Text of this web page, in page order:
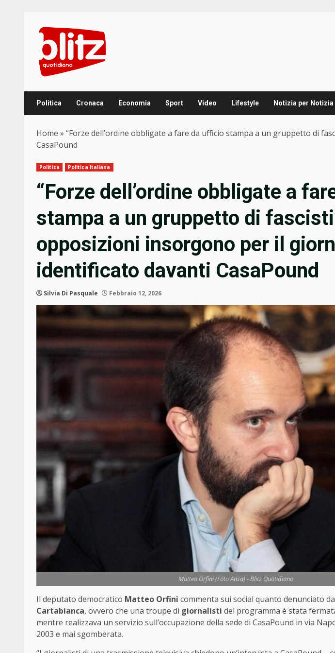
content
Politica Cronaca Economia Sport Video Lifestyle Notizia per Notizia
Home » “Forze dell’ordine obbligate a fare da ufficio stampa a un gruppetto di
CasaPound
Politica Politica Italiana
“Forze dell’ordine obbligate a
stampa a un gruppetto di
opposizioni insorgono per il
identificato davanti CasaPound
Silvia Di Pasquale Febbraio 12, 2026
Matteo Orfini (Foto Ansa) - Blitz Quotidiano
Il deputato democratico Matteo Orfini commenta sui social quanto denunciato
Cartabianca, ovvero che una troupe di giornalisti del programma è stata
mentre realizzava un servizio sull’occupazione della sede di CasaPound in via
2003 e mai sgomberata.